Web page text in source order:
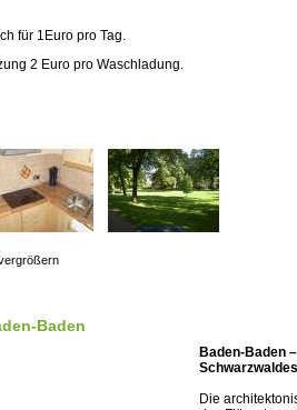
für 1Euro pro Tag.
2 Euro pro Waschladung.
Baden
Baden-Baden
Schwarzwaldes
Die